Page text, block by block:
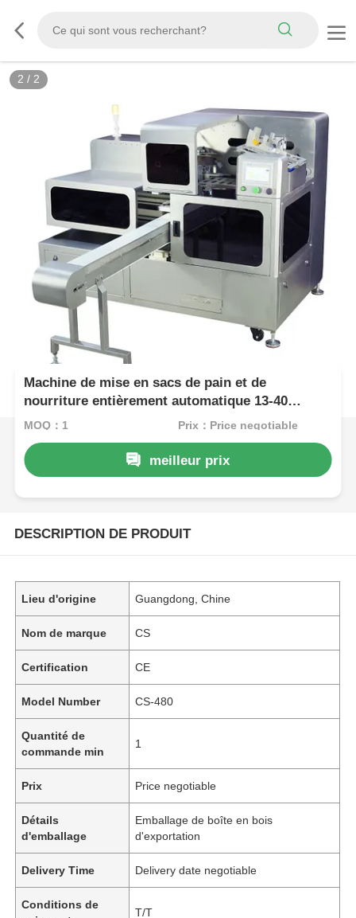
2 / 2
Machine de mise en sacs de pain et de
nourriture entièrement automatique 13-40
sacs/minute
MOQ：1 Prix：Price negotiable
meilleur prix
DESCRIPTION DE PRODUIT
Lieu d'origine Guangdong, Chine
Nom de marque CS
Certification CE
Model Number CS-480
Quantité de
commande min
1
Prix Price negotiable
Détails
d'emballage
Emballage de boîte en bois
d'exportation
Delivery Time Delivery date negotiable
Conditions de
T/T